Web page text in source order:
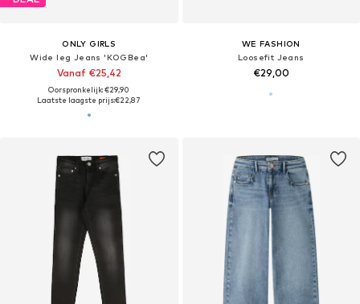
ONLY GIRLS
Wide leg Jeans 'KOGBea'
Vanaf €25,42
Oorspronkelijk: €29,90
Laatste laagste prijs:€22,87
WE FASHION
Loosefit Jeans
€29,00